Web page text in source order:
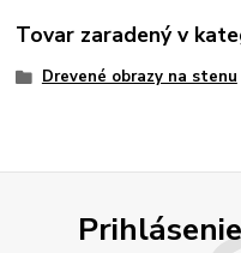
Tovar zaradený v
Drevené obrazy na stenu